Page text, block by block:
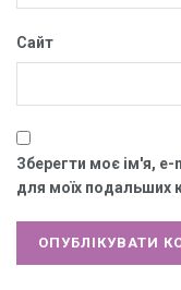
Сайт
Зберегти моє ім'я, e-
для моїх подальших